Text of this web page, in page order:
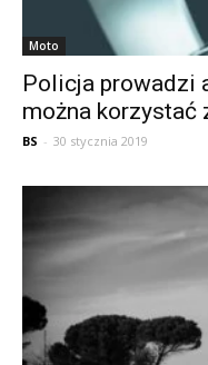
Moto
Policja prowadzi
można korzystać
BS - 30 stycznia 2019